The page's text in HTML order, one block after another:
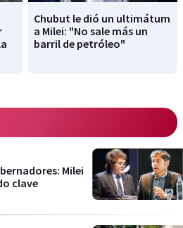
Chubut le dió un ultimátum
a Milei: "No sale más un
barril de petróleo"
Milei
clave